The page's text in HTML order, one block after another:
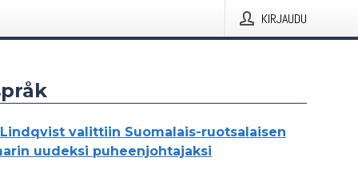
KIRJAUDU
valittiin Suomalais-ruotsalaisen
uudeksi puheenjohtajaksi